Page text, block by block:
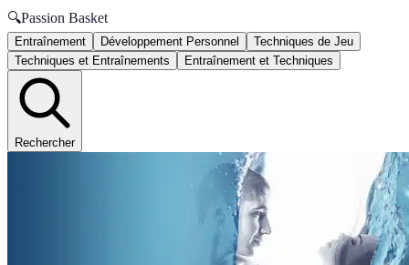
🔍Passion Basket
Entraînement Développement Personnel
Techniques de Jeu
Techniques et Entraînements
Entraînement et Techniques
Rechercher